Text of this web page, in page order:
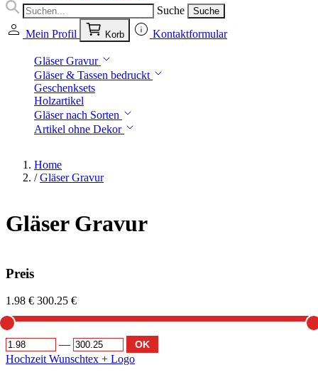
Suche Suche
Mein Profil Korb Kontaktformular
Gläser Gravur
Gläser & Tassen bedruckt
Geschenksets
Holzartikel
Gläser nach Sorten
Artikel ohne Dekor
Home
/ Gläser Gravur
Gläser Gravur
Preis
1.98 € 300.25 €
— OK
Hochzeit Wunschtex + Logo